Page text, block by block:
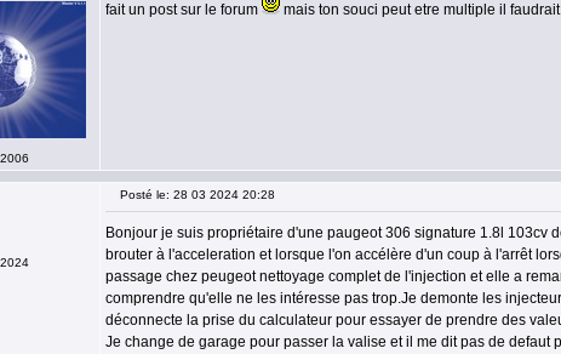
fait un post sur le forum mais ton souci peut etre multiple il
Posté le: 28 03 2024 20:28
Bonjour je suis propriétaire d'une paugeot 306 signature 1.8l 103cv
brouter à l'acceleration et lorsque l'on accélère d'un coup à l'arrêt
passage chez peugeot nettoyage complet de l'injection et elle a
comprendre qu'elle ne les intéresse pas trop.Je demonte les
déconnecte la prise du calculateur pour essayer de prendre des
Je change de garage pour passer la valise et il me dit pas de